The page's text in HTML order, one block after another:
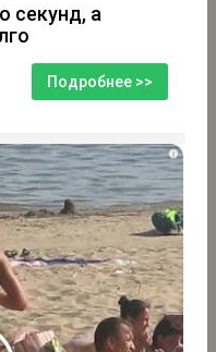
секунд, а
Подробнее >>
i